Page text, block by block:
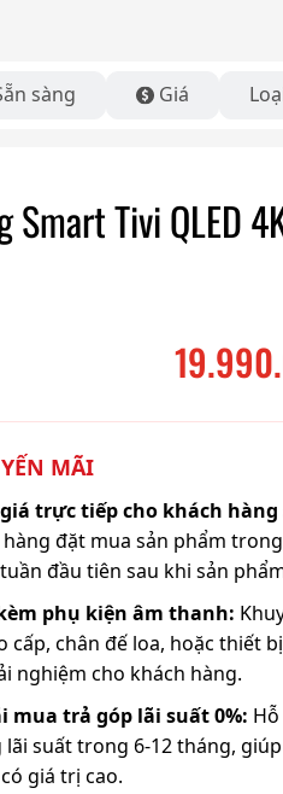
sàng Giá
Smart Tivi QLED
MÃI
trực tiếp cho khách hàng
hàng đặt mua sản phẩm
đầu tiên sau khi sản
phụ kiện âm thanh:
cấp, chân đế loa, hoặc thiết
nghiệm cho khách hàng.
mua trả góp lãi suất 0%:
lãi suất trong 6-12 tháng,
giá trị cao.